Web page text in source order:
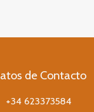
de Contacto
+34 623373584